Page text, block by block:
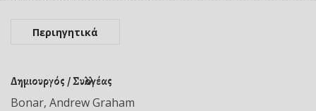
Περιηγητικά
Δημιουργός / Συλλογέας
Bonar, Andrew Graham